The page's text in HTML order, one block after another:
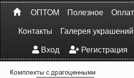
ОПТОМ Полезное
Контакты
Галерея украшений
Вход
Регистрация
Комплекты с драгоценными